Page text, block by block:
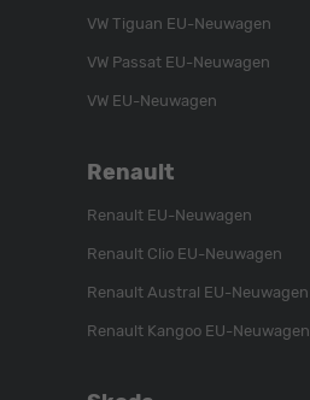
VW Tiguan EU-Neuwagen
VW Passat EU-Neuwagen
VW EU-Neuwagen
Renault
Renault EU-Neuwagen
Renault Clio EU-Neuwagen
Renault Austral EU-Neuwagen
Renault Kangoo EU-Neuwagen